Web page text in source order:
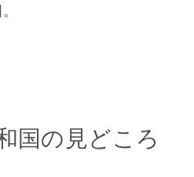
国の見どころ